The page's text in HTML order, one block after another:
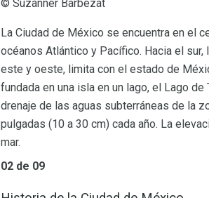
© Suzanner Barbezat
La Ciudad de México se encuentra en el
océanos Atlántico y Pacífico. Hacia el
este y oeste, limita con el estado de
fundada en una isla en un lago, el Lago
drenaje de las aguas subterráneas de la
pulgadas (10 a 30 cm) cada año. La
mar.
02 de 09